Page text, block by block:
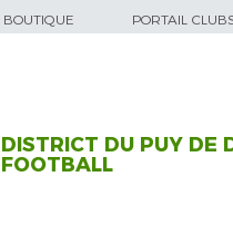
BOUTIQUE PORTAIL
DISTRICT DU PUY DE
FOOTBALL